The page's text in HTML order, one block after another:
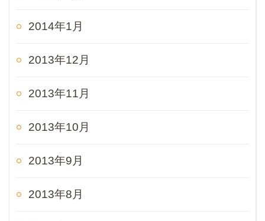
2014年1月
2013年12月
2013年11月
2013年10月
2013年9月
2013年8月